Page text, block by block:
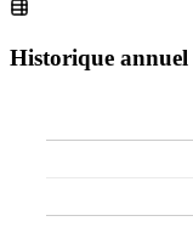
Historique annuel